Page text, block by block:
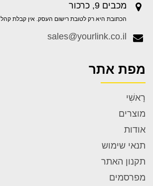
video 6
More →
27 בינואר 2022
video 5
More →
27 בינואר 2022
מכבים 9, כרכור
הכתובת היא רק לטובת רישום העסק. אין קבלת קהל
sales@yourlink.co.il
מפת אתר
רָאשִׁי
מוצרים
אודות
תנאי שימוש
תקנון האתר
מפרסמים